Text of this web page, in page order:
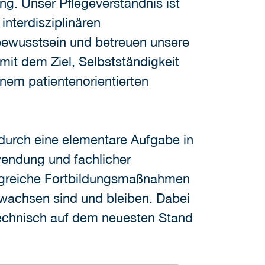
Unser Pflegeverständnis ist
und betreuen unsere
dem Ziel, Selbstständigkeit
patientenorientierten
eine elementare Aufgabe in
und fachlicher
Fortbildungsmaßnahmen
sind und bleiben. Dabei
auf dem neuesten Stand